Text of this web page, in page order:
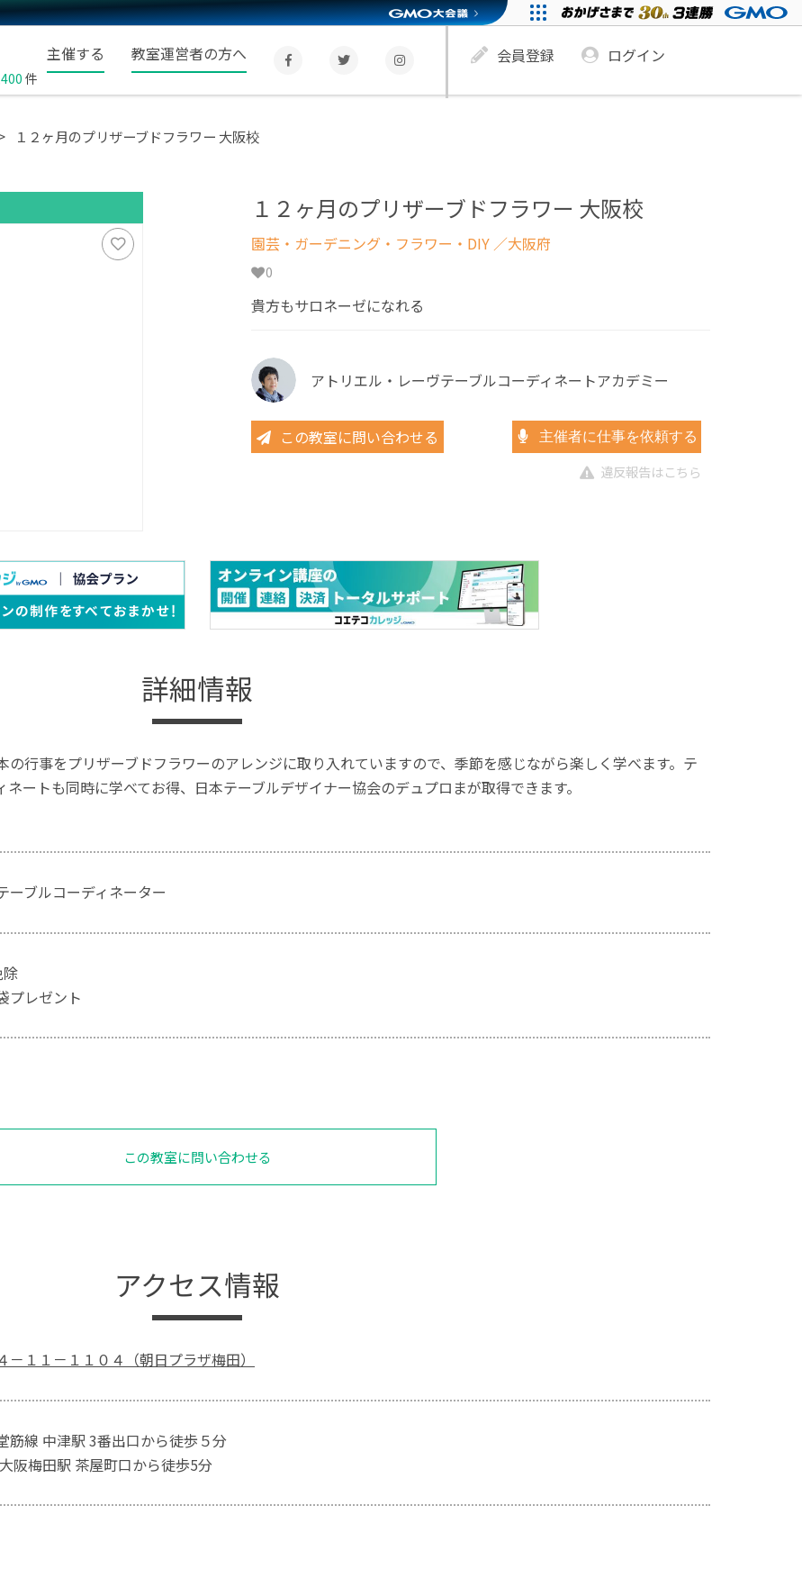
件
主催する 教室運営者の方へ 会員登録 ログイン
１２ヶ月のプリザーブドフラワー 大阪校
１２ヶ月のプリザーブドフラワー 大阪校
園芸・ガーデニング・フラワー・DIY ／大阪府
0
貴方もサロネーゼになれる
アトリエル・レーヴテーブルコーディネートアカデミー
この教室に問い合わせる 主催者に仕事を依頼する
違反報告はこちら
詳細情報
の行事をプリザーブドフラワーのアレンジに取り入れていますので、季節を感じながら楽しく学べます。テ
ネートも同時に学べてお得、日本テーブルデザイナー協会のデュプロまが取得できます。
ーブルコーディネーター
プレゼント
この教室に問い合わせる
アクセス情報
－１１－１１０４（朝日プラザ梅田）
筋線 中津駅 3番出口から徒歩５分
阪梅田駅 茶屋町口から徒歩5分